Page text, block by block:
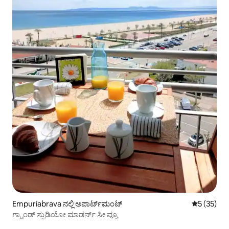
Empuriabrava ನಲ್ಲಿ ಅಪಾರ್ಟ್‌ಮಂಟ್ 5 ರಲ್ಲಿ 5
5 (35)
ಗ್ರ್ಯಾಂಡ್ ಸ್ಟುಡಿಯೋ ಮಾಡರ್ನ್ ಸೀ ವ್ಯೂ